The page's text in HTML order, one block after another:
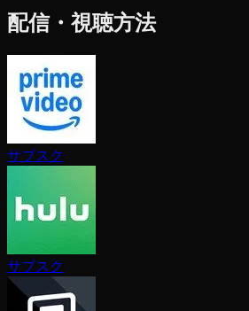
配信・視聴方法
サブスク
サブスク